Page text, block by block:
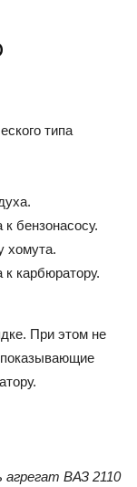
типа
бензонасосу.
хомута.
карбюратору.
При этом не
показывающие
агрегат ВАЗ 2110